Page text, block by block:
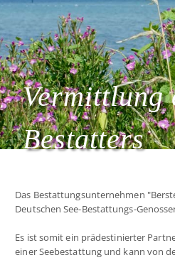
Vermittlung
Bestatters
Das Bestattungsunternehmen
Deutschen See-Bestattungs-
Es ist somit ein prädestinierter
einer Seebestattung und kann von